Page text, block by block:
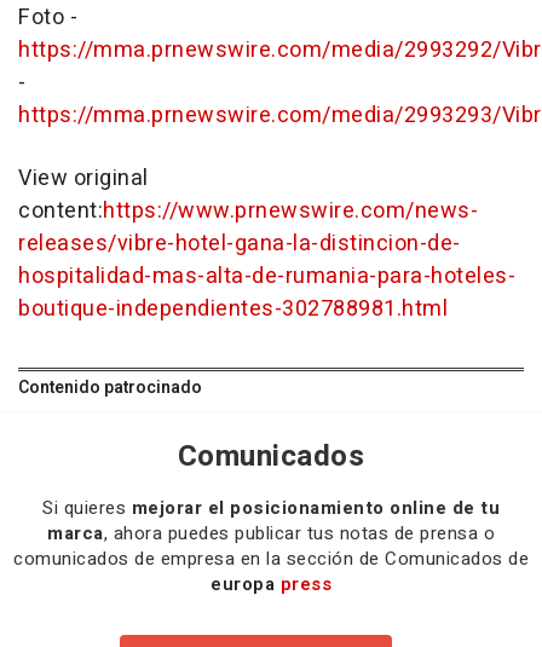
Foto -
https://mma.prnewswire.com/media/2993292/
-
https://mma.prnewswire.com/media/2993293/
View original
content:https://www.prnewswire.com/news-
releases/vibre-hotel-gana-la-distincion-de-
hospitalidad-mas-alta-de-rumania-para-hoteles-
boutique-independientes-302788981.html
Contenido patrocinado
Comunicados
Si quieres mejorar el posicionamiento online de tu
marca, ahora puedes publicar tus notas de prensa o
comunicados de empresa en la sección de Comunicados de
europa press